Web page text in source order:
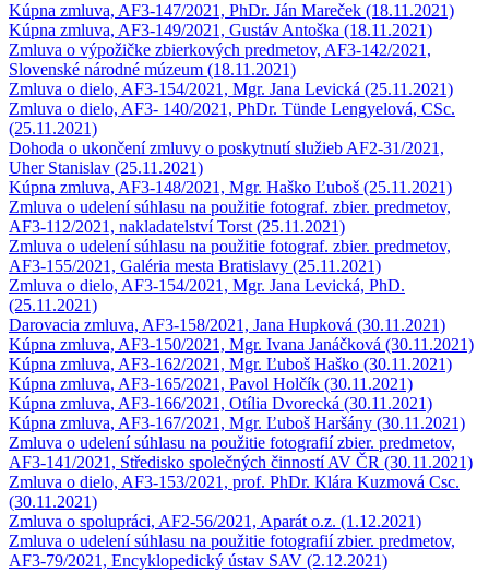
Kúpna zmluva, AF3-147/2021, PhDr. Ján Mareček (18.11.2021)
Kúpna zmluva, AF3-149/2021, Gustáv Antoška (18.11.2021)
Zmluva o výpožičke zbierkových predmetov, AF3-142/2021,
Slovenské národné múzeum (18.11.2021)
Zmluva o dielo, AF3-154/2021, Mgr. Jana Levická (25.11.2021)
Zmluva o dielo, AF3- 140/2021, PhDr. Tünde Lengyelová, CSc.
(25.11.2021)
Dohoda o ukončení zmluvy o poskytnutí služieb AF2-31/2021,
Uher Stanislav (25.11.2021)
Kúpna zmluva, AF3-148/2021, Mgr. Haško Ľuboš (25.11.2021)
Zmluva o udelení súhlasu na použitie fotograf. zbier. predmetov,
AF3-112/2021, nakladatelství Torst (25.11.2021)
Zmluva o udelení súhlasu na použitie fotograf. zbier. predmetov,
AF3-155/2021, Galéria mesta Bratislavy (25.11.2021)
Zmluva o dielo, AF3-154/2021, Mgr. Jana Levická, PhD.
(25.11.2021)
Darovacia zmluva, AF3-158/2021, Jana Hupková (30.11.2021)
Kúpna zmluva, AF3-150/2021, Mgr. Ivana Janáčková (30.11.2021)
Kúpna zmluva, AF3-162/2021, Mgr. Ľuboš Haško (30.11.2021)
Kúpna zmluva, AF3-165/2021, Pavol Holčík (30.11.2021)
Kúpna zmluva, AF3-166/2021, Otília Dvorecká (30.11.2021)
Kúpna zmluva, AF3-167/2021, Mgr. Ľuboš Haršány (30.11.2021)
Zmluva o udelení súhlasu na použitie fotografií zbier. predmetov,
AF3-141/2021, Středisko společných činností AV ČR (30.11.2021)
Zmluva o dielo, AF3-153/2021, prof. PhDr. Klára Kuzmová Csc.
(30.11.2021)
Zmluva o spolupráci, AF2-56/2021, Aparát o.z. (1.12.2021)
Zmluva o udelení súhlasu na použitie fotografií zbier. predmetov,
AF3-79/2021, Encyklopedický ústav SAV (2.12.2021)